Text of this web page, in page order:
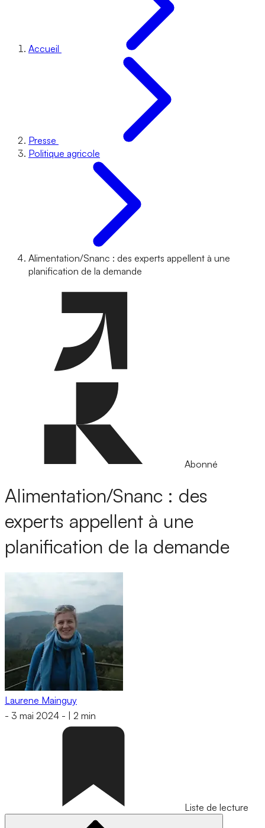
Accueil
Presse
Politique agricole
Alimentation/Snanc : des experts appellent à une
planification de la demande
Abonné
Alimentation/Snanc : des
experts appellent à une
planification de la demande
Laurene Mainguy
- 3 mai 2024 - 2 min
Liste de lecture